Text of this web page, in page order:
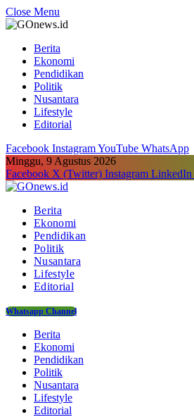
Close Menu
Berita
Ekonomi
Pendidikan
Politik
Nusantara
Lifestyle
Editorial
Facebook InstagramYouTube WhatsApp
Minggu, 9 Agustus 2026
Facebook X (Twitter) Instagram LinkedIn
Berita
Ekonomi
Pendidikan
Politik
Nusantara
Lifestyle
Editorial
Whatsapp Channel
Berita
Ekonomi
Pendidikan
Politik
Nusantara
Lifestyle
Editorial